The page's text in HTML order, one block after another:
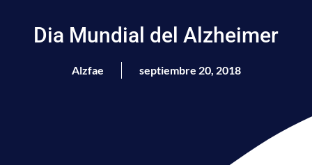
Dia Mundial del Alzheimer
Alzfae septiembre 20, 2018